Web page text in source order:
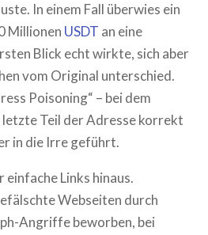
In einem Fall überwies ein
Millionen USDT an eine
Blick echt wirkte, sich aber
vom Original unterschied.
Poisoning“ – bei dem
Teil der Adresse korrekt
in die Irre geführt.
einfache Links hinaus.
Webseiten durch
Angriffe beworben, bei